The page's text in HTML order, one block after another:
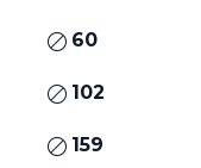
60
102
159